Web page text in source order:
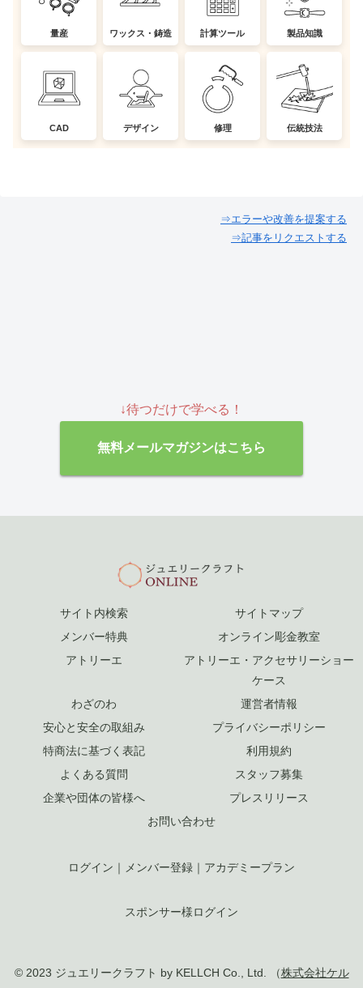
量産 ワックス・鋳造 計算ツール 製品知識
CAD デザイン 修理 伝統技法
⇒エラーや改善を提案する
⇒記事をリクエストする
↓待つだけで学べる！
無料メールマガジンはこちら
サイト内検索
サイトマップ
メンバー特典
オンライン彫金教室
アトリーエ
アトリーエ・アクセサリーショー
ケース
わざのわ
運営者情報
安心と安全の取組み
プライバシーポリシー
特商法に基づく表記
利用規約
よくある質問
スタッフ募集
企業や団体の皆様へ
プレスリリース
お問い合わせ
ログイン ｜ メンバー登録 ｜ アカデミープラン
スポンサー様ログイン
© 2023 ジュエリークラフト by KELLCH Co., Ltd. （株式会社ケル